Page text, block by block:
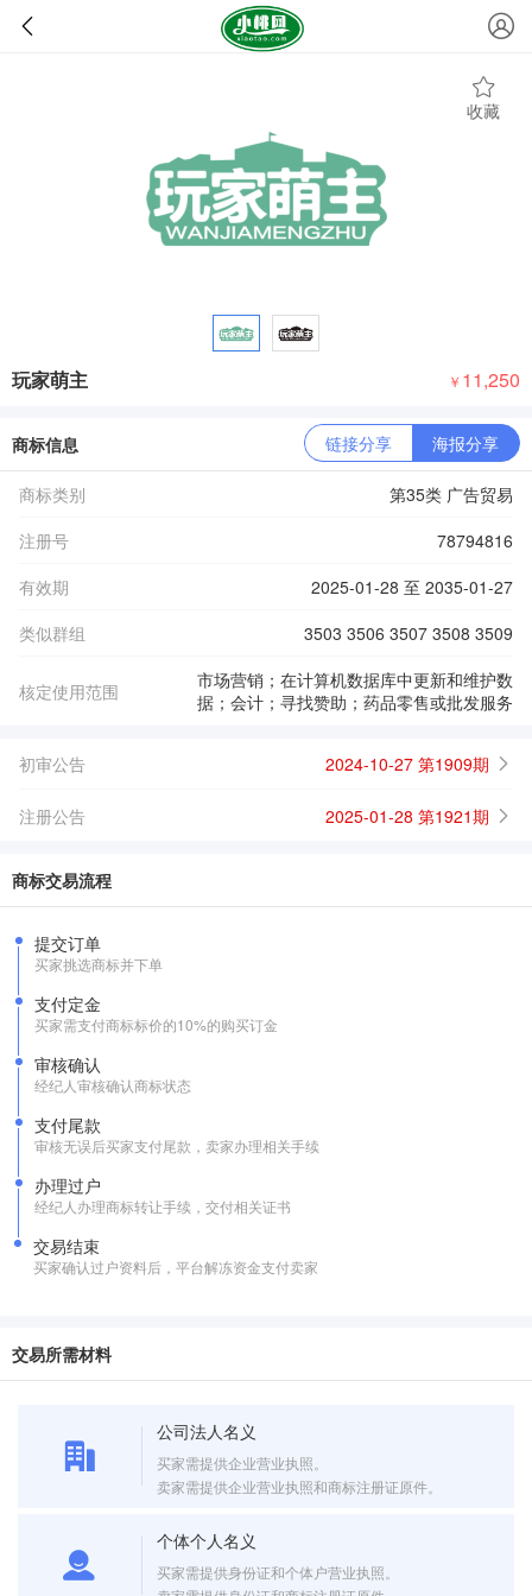
收藏
玩家萌主 ￥ 11,250
商标信息 链接分享 海报分享
商标类别
第35类 广告贸易
注册号
78794816
有效期
2025-01-28 至 2035-01-27
类似群组
3503 3506 3507 3508 3509
核定使用范围
市场营销；在计算机数据库中更新和维护数
据；会计；寻找赞助；药品零售或批发服务
初审公告 2024-10-27 第1909期
注册公告 2025-01-28 第1921期
商标交易流程
提交订单
买家挑选商标并下单
支付定金
买家需支付商标标价的10%的购买订金
审核确认
经纪人审核确认商标状态
支付尾款
审核无误后买家支付尾款，卖家办理相关手续
办理过户
经纪人办理商标转让手续，交付相关证书
交易结束
买家确认过户资料后，平台解冻资金支付卖家
交易所需材料
公司法人名义
买家需提供企业营业执照。
卖家需提供企业营业执照和商标注册证原件。
个体个人名义
买家需提供身份证和个体户营业执照。